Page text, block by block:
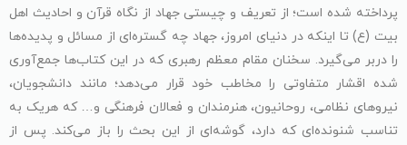
پرداخته شده است؛ از تعریف و چیستی جهاد از نگاه قرآن و احادیث اهل
بیت (ع) تا اینکه در دنیای امروز، جهاد چه گستره‌ای از مسائل و پدیده‌ها
را دربر می‌گیرد. سخنان مقام معظم رهبری که در این کتاب‌ها جمع‌آوری
شده اقشار متفاوتی را مخاطب خود قرار می‌دهد؛ مانند دانشجویان،
نیروهای نظامی، روحانیون، هنرمندان و فعالان فرهنگی و… که هریک به
تناسب شنونده‌ای که دارد، گوشه‌ای از این بحث را باز می‌کند. پس از